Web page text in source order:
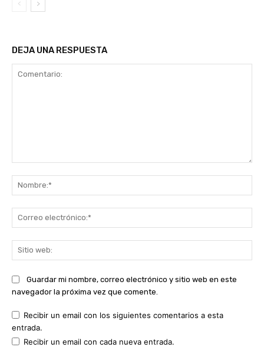
DEJA UNA RESPUESTA
Guardar mi nombre, correo electrónico y sitio web en este
navegador la próxima vez que comente.
Recibir un email con los siguientes comentarios a esta
entrada.
Recibir un email con cada nueva entrada.